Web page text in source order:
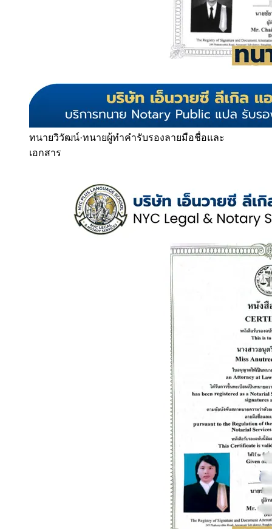
ทนายวิวัฒน์·ทนายผู้ทำคำรับรองลายมือชื่อและ
เอกสาร